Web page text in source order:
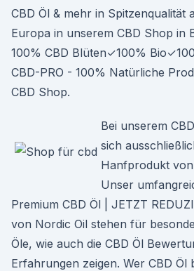
CBD Öl & mehr in Spitzenqualität
Europa in unserem CBD Shop in
100% CBD Blüten✓100%
CBD-PRO - 100% Natürliche
CBD Shop.
Bei unserem
sich
Hanfprodukt
Unser
Premium CBD Öl | JETZT
von Nordic Oil stehen für
Öle, wie auch die CBD Öl
Erfahrungen zeigen. Wer CBD Öl